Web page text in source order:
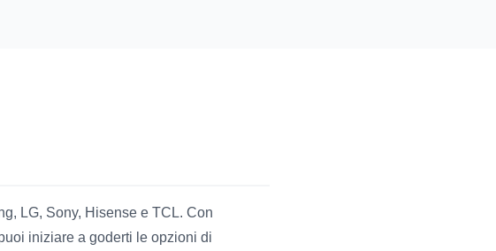
LG, Sony, Hisense e TCL. Con
iniziare a goderti le opzioni di